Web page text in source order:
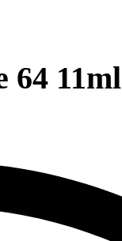
64 11ml